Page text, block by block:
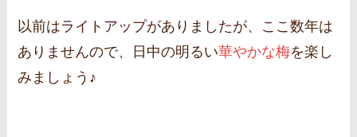
以前はライトアップがありましたが、ここ数年は
ありませんので、日中の明るい華やかな梅を楽し
みましょう♪